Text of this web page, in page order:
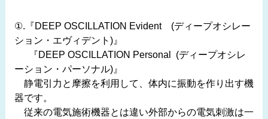
①.『DEEP OSCILLATION Evident (ディープオシレー
ション・エヴィデント)』
『DEEP OSCILLATION Personal (ディープオシレ
ーション・パーソナル)』
静電引力と摩擦を利用して、体内に振動を作り出す機
器です。
従来の電気施術機器とは違い外部からの電気刺激は一